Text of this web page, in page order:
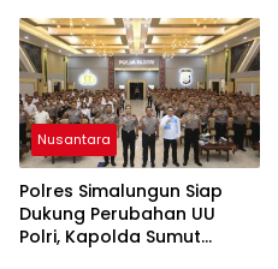
Nusantara
Polres Simalungun Siap
Dukung Perubahan UU
Polri, Kapolda Sumut